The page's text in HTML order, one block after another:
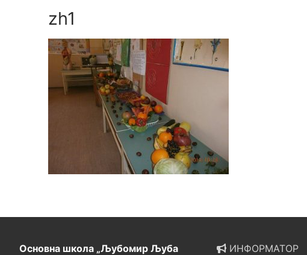
zh1
Основна школа „Љубомир Љуба ИНФОРМАТОР